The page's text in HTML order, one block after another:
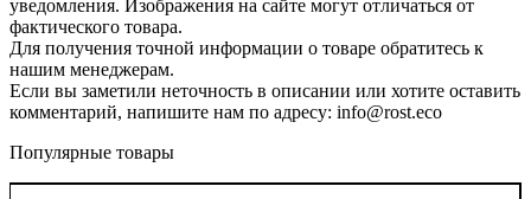
уведомления. Изображения на сайте могут отличаться от
фактического товара.
Для получения точной информации о товаре обратитесь к
нашим менеджерам.
Если вы заметили неточность в описании или хотите оставить
комментарий, напишите нам по адресу: info@rost.eco
Популярные товары